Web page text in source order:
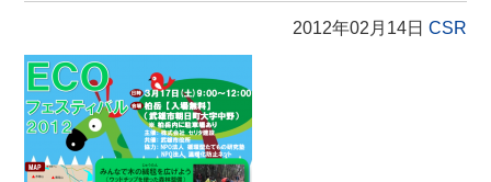
2012年02月14日 CSR